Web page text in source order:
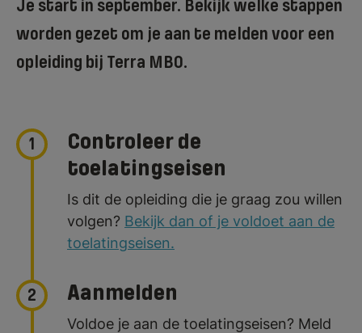
Je start in september. Bekijk welke stappen
worden gezet om je aan te melden voor een
opleiding bij Terra MBO.
1
Controleer de
toelatingseisen
Is dit de opleiding die je graag zou willen
volgen? Bekijk dan of je voldoet aan de
toelatingseisen.
2 Aanmelden
Voldoe je aan de toelatingseisen? Meld